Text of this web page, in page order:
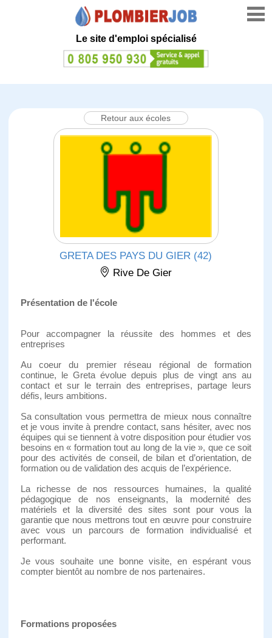
Le site d'emploi spécialisé
Retour aux écoles
GRETA DES PAYS DU GIER (42)
Rive De Gier
Présentation de l'école
Pour accompagner la réussite des hommes et des
entreprises
Au coeur du premier réseau régional de formation
continue, le Greta évolue depuis plus de vingt ans au
contact et sur le terrain des entreprises, partage leurs
défis, leurs ambitions.
Sa consultation vous permettra de mieux nous connaître
et je vous invite à prendre contact, sans hésiter, avec nos
équipes qui se tiennent à votre disposition pour étudier vos
besoins en « formation tout au long de la vie », que ce soit
pour des activités de conseil, de bilan et d’orientation, de
formation ou de validation des acquis de l’expérience.
La richesse de nos ressources humaines, la qualité
pédagogique de nos enseignants, la modernité des
matériels et la diversité des sites sont pour vous la
garantie que nous mettrons tout en œuvre pour construire
avec vous un parcours de formation individualisé et
performant.
Je vous souhaite une bonne visite, en espérant vous
compter bientôt au nombre de nos partenaires.
Formations proposées